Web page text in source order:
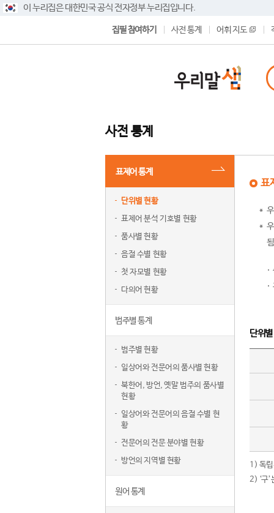
이 누리집은 대한민국 공식 전자정부 누리집입니다.
집필 참여하기 사전 통계 어휘 지도
사전 통계
표제어 통계
단위별 현황
표제어 분석 기호별 현황
품사별 현황
음절 수별 현황
첫 자모별 현황
다의어 현황
범주별 통계
범주별 현황
일상어와 전문어의 품사별 현황
북한어, 방언, 옛말 범주의 품사별
현황
일상어와 전문어의 음절 수별 현
황
전문어의 전문 분야별 현황
방언의 지역별 현황
원어 통계
표
단위
1) 독립
2) ‘구